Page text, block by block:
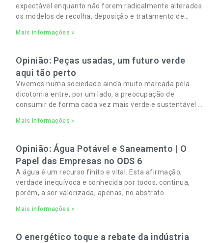
expectável enquanto não forem radicalmente alterados
os modelos de recolha, deposição e tratamento de
Mais informações »
Opinião: Peças usadas, um futuro verde
aqui tão perto
Vivemos numa sociedade ainda muito marcada pela
dicotomia entre, por um lado, a preocupação de
consumir de forma cada vez mais verde e sustentável e,
e familiares cada vez mais apertados.
Mais informações »
Opinião: Água Potável e Saneamento | O
Papel das Empresas no ODS 6
A água é um recurso finito e vital. Esta afirmação,
verdade inequívoca e conhecida por todos, continua,
porém, a ser valorizada, apenas, no abstrato.
Mais informações »
O energético toque a rebate da indústria